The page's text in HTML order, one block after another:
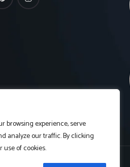
browsing experience, serve
analyze our traffic. By clicking
of cookies.